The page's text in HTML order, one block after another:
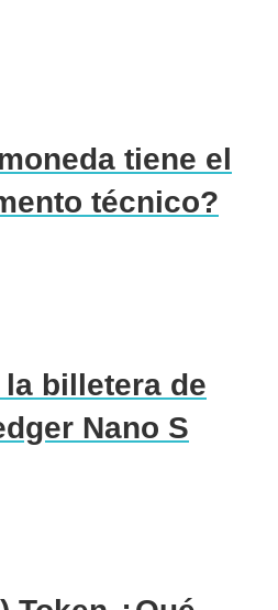
tiene el
técnico?
billetera de
Nano S